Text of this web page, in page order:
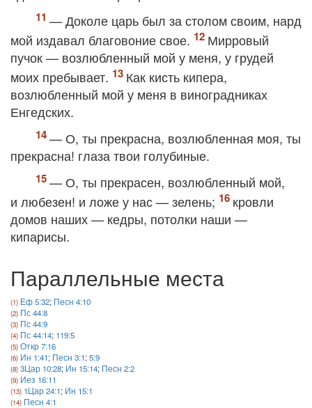
— Доколе царь был за столом своим, нард
мой издавал благовоние свое.
Мирровый
пучок — возлюбленный мой у меня, у грудей
моих пребывает.
Как кисть кипера,
возлюбленный мой у меня в виноградниках
Енгедских.
— О, ты прекрасна, возлюбленная моя, ты
прекрасна! глаза твои голубиные.
— О, ты прекрасен, возлюбленный мой,
и любезен! и ложе у нас — зелень;
кровли
домов наших — кедры, потолки наши —
кипарисы.
Параллельные места
Еф 5:32; Песн 4:10
Пс 44:8
Пс 44:9
Пс 44:14; 119:5
Откр 7:16
Ин 1:41; Песн 3:1;5:9
3Цар 10:28; Ин 15:14; Песн 2:2
Иез 16:11
1Цар 24:1; Ин 15:1
Песн 4:1